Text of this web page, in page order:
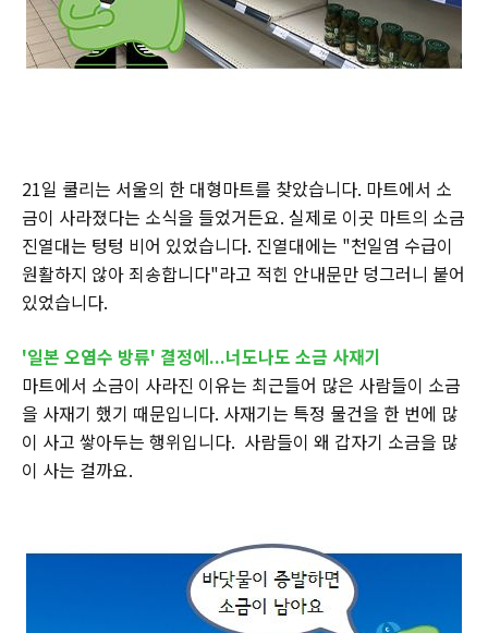
21일 쿨리는 서울의 한 대형마트를 찾았습니다. 마트에서 소
금이 사라졌다는 소식을 들었거든요. 실제로 이곳 마트의 소금
진열대는 텅텅 비어 있었습니다. 진열대에는 "천일염 수급이
원활하지 않아 죄송합니다"라고 적힌 안내문만 덩그러니 붙어
있었습니다.
'일본 오염수 방류' 결정에...너도나도 소금 사재기
마트에서 소금이 사라진 이유는 최근들어 많은 사람들이 소금
을 사재기 했기 때문입니다. 사재기는 특정 물건을 한 번에 많
이 사고 쌓아두는 행위입니다. 사람들이 왜 갑자기 소금을 많
이 사는 걸까요.